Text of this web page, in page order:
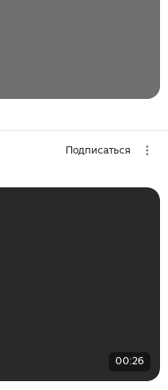
Подписаться
00:26